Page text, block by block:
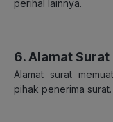
perihal lainnya.
6. Alamat Surat
Alamat surat
pihak penerima surat.